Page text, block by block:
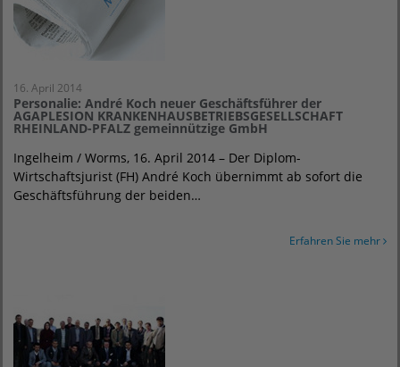
16. April 2014
Personalie: André Koch neuer Geschäftsführer der
AGAPLESION KRANKENHAUSBETRIEBSGESELLSCHAFT
RHEINLAND-PFALZ gemeinnützige GmbH
Ingelheim / Worms, 16. April 2014 – Der Diplom-
Wirtschaftsjurist (FH) André Koch übernimmt ab sofort die
Geschäftsführung der beiden…
Erfahren Sie mehr